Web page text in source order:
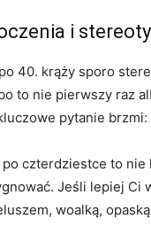
i
40. krąży sporo
to nie pierwszy raz
pytanie brzmi:
czterdziestce to nie
Jeśli lepiej Ci
woalką,